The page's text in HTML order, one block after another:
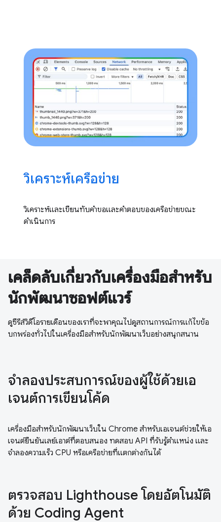
วิเคราะห์เครือข่าย
วิเคราะห์และเขียนทับคำขอและคำตอบของเครือข่ายขณะ
ดำเนินการ
เคล็ดลับเกี่ยวกับเครื่องมือสำหรับ
นักพัฒนาซอฟต์แวร์
ดูซีรีส์วิดีโอรายเดือนของเราที่จะพาคุณไปดูสถานการณ์การแก้ไขข้อ
บกพร่องทั่วไปในเครื่องมือสำหรับนักพัฒนาเว็บอย่างสนุกสนาน
จำลองประสบการณ์ของผู้ใช้ด้วยเอ
เจนต์การเขียนโค้ด
เครื่องมือสำหรับนักพัฒนาเว็บใน Chrome สำหรับเอเจนต์ช่วยให้เอ
เจนต์ยืนยันเลย์เอาต์ที่ตอบสนอง ทดสอบ API ที่รับรู้ตำแหน่ง และ
จำลองความเร็ว CPU หรือเครือข่ายที่แตกต่างกันได้
ตรวจสอบ Lighthouse โดยอัตโนมัติ
ด้วย Coding Agent